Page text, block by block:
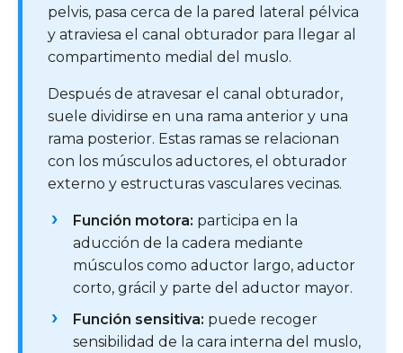
pelvis, pasa cerca de la pared lateral pélvica
y atraviesa el canal obturador para llegar al
compartimento medial del muslo.
Después de atravesar el canal obturador,
suele dividirse en una rama anterior y una
rama posterior. Estas ramas se relacionan
con los músculos aductores, el obturador
externo y estructuras vasculares vecinas.
Función motora: participa en la
aducción de la cadera mediante
músculos como aductor largo, aductor
corto, grácil y parte del aductor mayor.
Función sensitiva: puede recoger
sensibilidad de la cara interna del muslo,